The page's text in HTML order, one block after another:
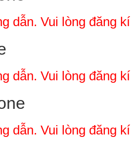
dẫn. Vui lòng đăng
dẫn. Vui lòng đăng
dẫn. Vui lòng đăng